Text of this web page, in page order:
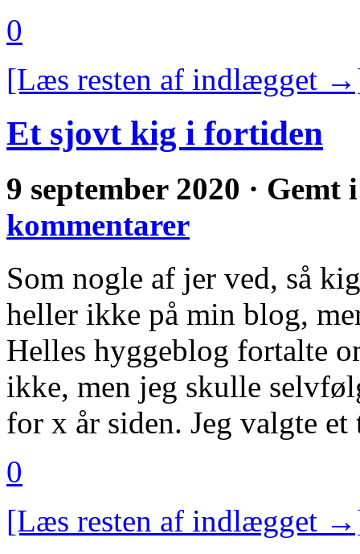
0
[Læs resten af indlægget
Et sjovt kig i fortiden
9 september 2020 · Gemt
kommentarer
Som nogle af jer ved, så
heller ikke på min blog,
Helles hyggeblog fortalte
ikke, men jeg skulle
for x år siden. Jeg valgte
0
[Læs resten af indlægget